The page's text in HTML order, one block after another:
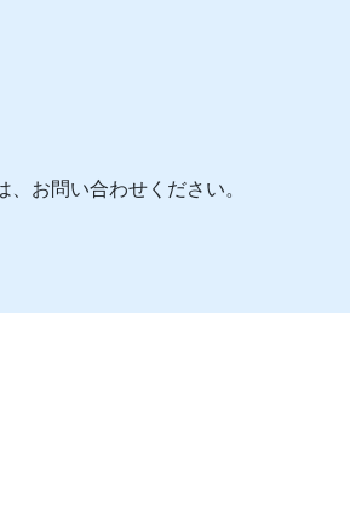
お問い合わせください。